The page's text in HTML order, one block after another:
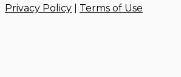
Privacy Policy
Terms of Use